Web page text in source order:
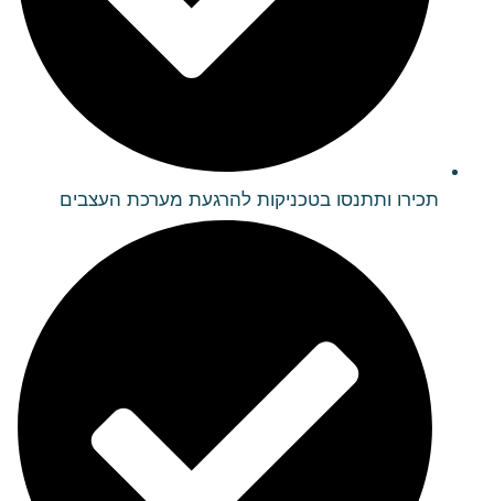
תכירו ותתנסו בטכניקות להרגעת מערכת העצבים